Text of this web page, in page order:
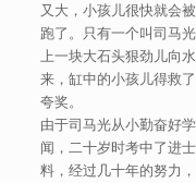
又大，小孩儿很快就会
跑了。只有一个叫司马
上一块大石头狠劲儿向
来，缸中的小孩儿得救
夸奖。
由于司马光从小勤奋好
闻，二十岁时考中了进
料，经过几十年的努力